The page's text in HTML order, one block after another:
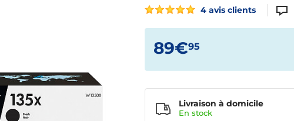
4 avis clients
89€95
Livraison à domicile
En stock